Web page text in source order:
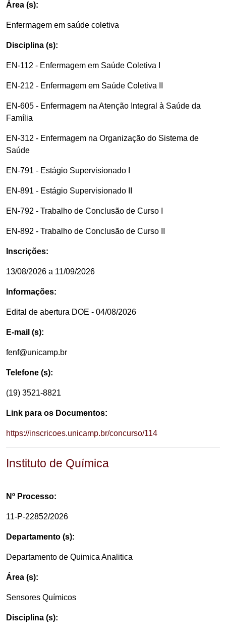
Área (s):
Enfermagem em saúde coletiva
Disciplina (s):
EN-112 - Enfermagem em Saúde Coletiva I
EN-212 - Enfermagem em Saúde Coletiva II
EN-605 - Enfermagem na Atenção Integral à Saúde da
Família
EN-312 - Enfermagem na Organização do Sistema de
Saúde
EN-791 - Estágio Supervisionado I
EN-891 - Estágio Supervisionado II
EN-792 - Trabalho de Conclusão de Curso I
EN-892 - Trabalho de Conclusão de Curso II
Inscrições:
13/08/2026 a 11/09/2026
Informações:
Edital de abertura DOE - 04/08/2026
E-mail (s):
fenf@unicamp.br
Telefone (s):
(19) 3521-8821
Link para os Documentos:
https://inscricoes.unicamp.br/concurso/114
Instituto de Química
Nº Processo:
11-P-22852/2026
Departamento (s):
Departamento de Quimica Analitica
Área (s):
Sensores Químicos
Disciplina (s):